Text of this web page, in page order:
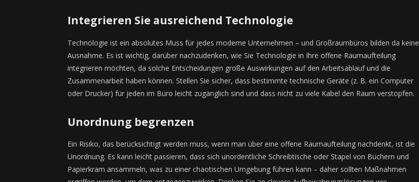
Integrieren Sie ausreichend Technologie
Technologie ist ein absolutes Muss für jedes moderne Unternehmen – und Großraumbüros bilden da keine
Ausnahme. Es ist wichtig, darüber nachzudenken, wie Sie Technologie in Ihre offene Raumaufteilung
integrieren möchten, da solche Entscheidungen große Auswirkungen auf den Arbeitsablauf und die
Zusammenarbeit haben können. Stellen Sie sicher, dass bestimmte technische Geräte (z. B. ein Computer
oder Drucker) für jeden im Büro leicht zugänglich sind und dass nicht zu viele Kabel den Raum verstopfen.
Unordnung begrenzen
Ein Risiko, das berücksichtigt werden muss, wenn man über eine offene Raumaufteilung nachdenkt, ist die
Unordnung. Es kann leicht passieren, dass sich unordentliche Schreibtische oder Stapel von Büchern und
Papierkram ansammeln, was zu einer chaotischen Umgebung führen kann – daher sollten Maßnahmen